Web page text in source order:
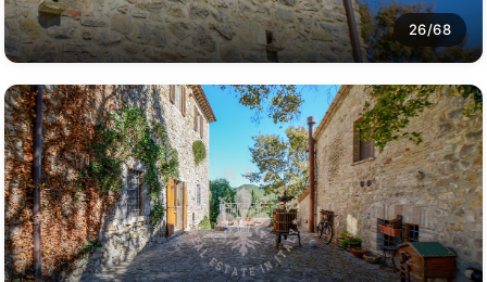
26/68